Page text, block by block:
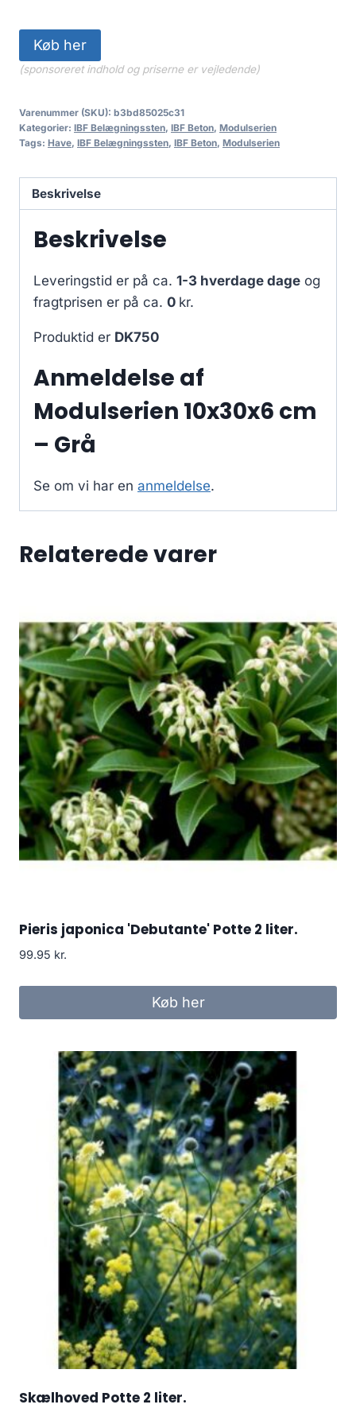
Køb her
(sponsoreret indhold og priserne er vejledende)
Varenummer (SKU): b3bd85025c31
Kategorier: IBF Belægningssten, IBF Beton, Modulserien
Tags: Have, IBF Belægningssten, IBF Beton, Modulserien
Beskrivelse
Beskrivelse
Leveringstid er på ca. 1-3 hverdage dage og
fragtprisen er på ca. 0 kr.
Produktid er DK750
Anmeldelse af
Modulserien 10x30x6 cm
– Grå
Se om vi har en anmeldelse.
Relaterede varer
Pieris japonica 'Debutante' Potte 2 liter.
99.95 kr.
Køb her
Skælhoved Potte 2 liter.